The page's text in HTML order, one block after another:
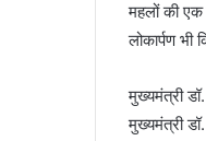
महलों की
लोकार्पण भी
मुख्यमंत्री
मुख्यमंत्री